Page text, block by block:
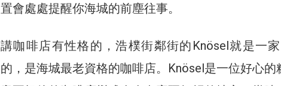
置會處處提醒你海城的前塵往事。
講咖啡店有性格的，浩樸街鄰街的Knösel就是一
的，是海城最老資格的咖啡店。Knösel是一位好心的